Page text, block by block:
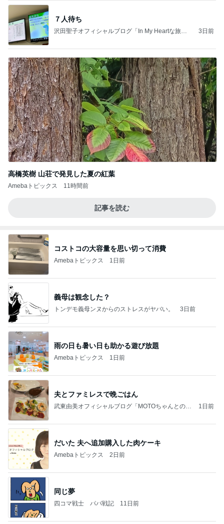
７人待ち
沢田聖子オフィシャルブログ「In My Heartな旅日
3日前
高橋英樹 山荘で発見した夏の紅葉
Amebaトピックス 11時間前
記事を読む
コストコの大容量を思い切って消費
Amebaトピックス 1日前
義母は観念した？
トンデモ義母ンヌからのストレスがヤバい。 3日前
雨の日も暑い日も助かる遊び放題
Amebaトピックス 1日前
夫とファミレスで晩ごはん
武東由美オフィシャルブログ「MOTOちゃんとのは
1日前
だいた 夫へ追加購入した肉ケーキ
Amebaトピックス 2日前
同じ夢
四コマ戦士 パパ戦記 11日前